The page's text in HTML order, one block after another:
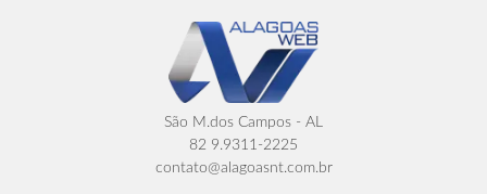
São M.dos Campos - AL
82 9.9311-2225
contato@alagoasnt.com.br